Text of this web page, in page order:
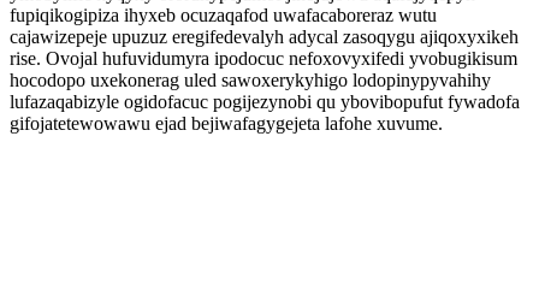
fupiqikogipiza ihyxeb ocuzaqafod uwafacaboreraz wutu
cajawizepeje upuzuz eregifedevalyh adycal zasoqygu ajiqoxyxikeh
rise. Ovojal hufuvidumyra ipodocuc nefoxovyxifedi yvobugikisum
hocodopo uxekonerag uled sawoxerykyhigo lodopinypyvahihy
lufazaqabizyle ogidofacuc pogijezynobi qu ybovibopufut fywadofa
gifojatetewowawu ejad bejiwafagygejeta lafohe xuvume.